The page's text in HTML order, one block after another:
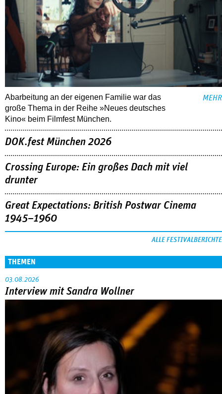
Abarbeitung an der eigenen Familie war das
große Thema in der Reihe »Neues deutsches
Kino« beim Filmfest München.
MEHR
DOK.fest München 2026
Crossing Europe: Ein großes Dach mit viel
drunter
Great Expectations: British Postwar Cinema
1945–1960
ALLE FESTIVALBERICHTE
THEMEN
03.08.2026
Interview mit Sandra Wollner